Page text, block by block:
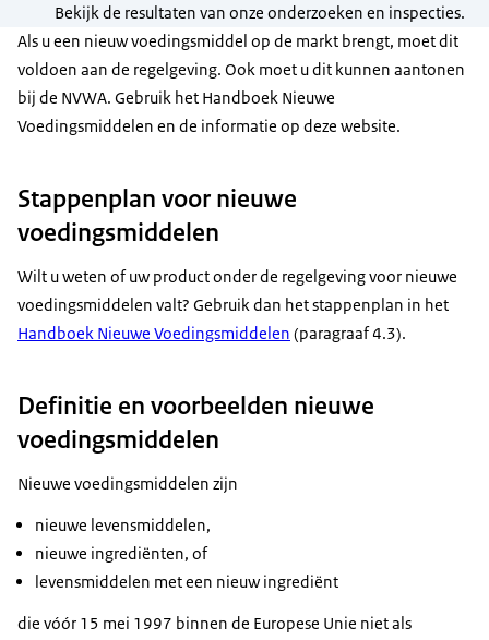
Bekijk de resultaten van onze onderzoeken en inspecties.
Als u een nieuw voedingsmiddel op de markt brengt, moet dit
voldoen aan de regelgeving. Ook moet u dit kunnen aantonen
bij de NVWA. Gebruik het Handboek Nieuwe
Voedingsmiddelen en de informatie op deze website.
Stappenplan voor nieuwe
voedingsmiddelen
Wilt u weten of uw product onder de regelgeving voor nieuwe
voedingsmiddelen valt? Gebruik dan het stappenplan in het
Handboek Nieuwe Voedingsmiddelen (paragraaf 4.3).
Definitie en voorbeelden nieuwe
voedingsmiddelen
Nieuwe voedingsmiddelen zijn
nieuwe levensmiddelen,
nieuwe ingrediënten, of
levensmiddelen met een nieuw ingrediënt
die vóór 15 mei 1997 binnen de Europese Unie niet als